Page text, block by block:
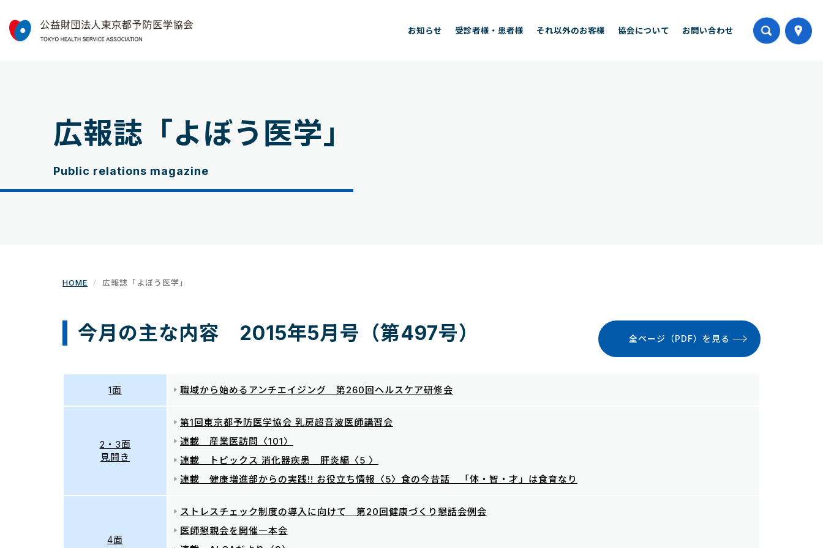
お知らせ 受診者様・患者様 それ以外のお客様 協会について お問い合わせ
広報誌「よぼう医学」
Public relations magazine
HOME 広報誌「よぼう医学」
全ページ（PDF）を見る
今月の主な内容 2015年5月号（第497号）
1面 職域から始めるアンチエイジング 第260回ヘルスケア研修会
2・3面
見開き
第1回東京都予防医学協会 乳房超音波医師講習会
連載 産業医訪問〈101〉
連載 トピックス 消化器疾患 肝炎編〈5 〉
連載 健康増進部からの実践!! お役立ち情報〈5〉食の今昔話 「体・智・才」は食育なり
4面
ストレスチェック制度の導入に向けて 第20回健康づくり懇話会例会
医師懇親会を開催―本会